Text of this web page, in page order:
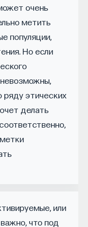
очень
метить
популяции,
Но если
ряду этических
делать
или
что под
управляют